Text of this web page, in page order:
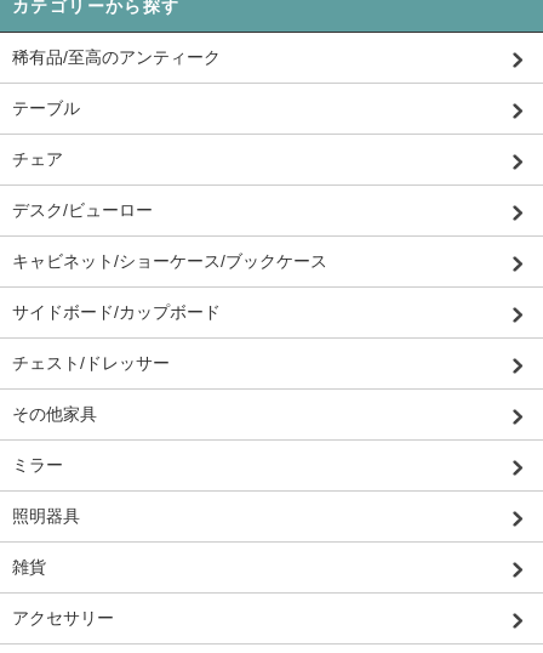
カテゴリーから探す
稀有品/至高のアンティーク
テーブル
チェア
デスク/ビューロー
キャビネット/ショーケース/ブックケース
サイドボード/カップボード
チェスト/ドレッサー
その他家具
ミラー
照明器具
雑貨
アクセサリー